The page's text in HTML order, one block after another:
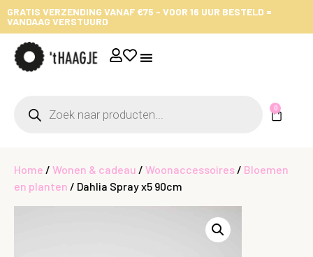
GRATIS VERZENDING VANAF €75 - VOOR 16 UUR BESTELD =
VANDAAG VERSTUURD
0
Home / Wonen & cadeau / Woonaccessoires / Bloemen
en planten / Dahlia Spray x5 90cm